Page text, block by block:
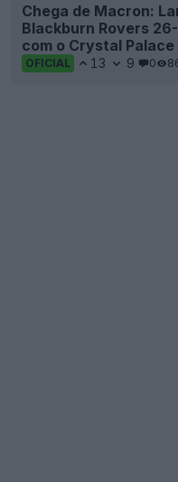
Chega de Macron:
Blackburn Rovers
com o Crystal Palace
OFICIAL 13 9 0